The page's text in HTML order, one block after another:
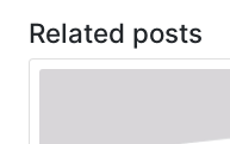
Related posts